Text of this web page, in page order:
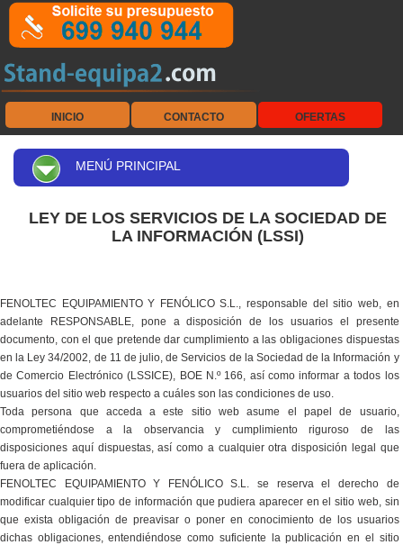
INICIO CONTACTO OFERTAS
MENÚ PRINCIPAL
LEY DE LOS SERVICIOS DE LA SOCIEDAD DE
LA INFORMACIÓN (LSSI)
FENOLTEC EQUIPAMIENTO Y FENÓLICO S.L., responsable del sitio web, en
adelante RESPONSABLE, pone a disposición de los usuarios el presente
documento, con el que pretende dar cumplimiento a las obligaciones dispuestas
en la Ley 34/2002, de 11 de julio, de Servicios de la Sociedad de la Información y
de Comercio Electrónico (LSSICE), BOE N.º 166, así como informar a todos los
usuarios del sitio web respecto a cuáles son las condiciones de uso.
Toda persona que acceda a este sitio web asume el papel de usuario,
comprometiéndose a la observancia y cumplimiento riguroso de las
disposiciones aquí dispuestas, así como a cualquier otra disposición legal que
fuera de aplicación.
FENOLTEC EQUIPAMIENTO Y FENÓLICO S.L. se reserva el derecho de
modificar cualquier tipo de información que pudiera aparecer en el sitio web, sin
que exista obligación de preavisar o poner en conocimiento de los usuarios
dichas obligaciones, entendiéndose como suficiente la publicación en el sitio